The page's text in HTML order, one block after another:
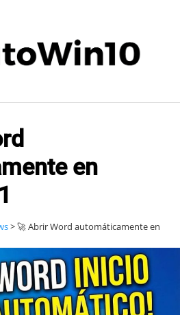
en
>🚀 Abrir Word automáticamente en